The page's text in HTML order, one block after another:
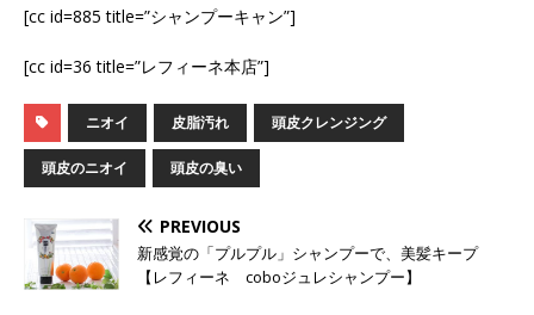
[cc id=885 title=”シャンプーキャン”]
[cc id=36 title=”レフィーネ本店”]
ニオイ 皮脂汚れ 頭皮クレンジング
頭皮のニオイ 頭皮の臭い
PREVIOUS
新感覚の「プルプル」シャンプーで、美髪キープ
【レフィーネ coboジュレシャンプー】